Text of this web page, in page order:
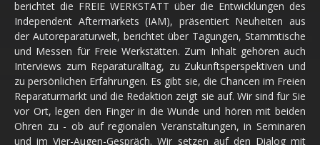
berichtet die FREIE WERKSTATT über die Entwicklungen des
Independent Aftermarkets (IAM), präsentiert Neuheiten aus
der Autoreparaturwelt, berichtet über Tagungen, Stammtische
und Messen für Freie Werkstätten. Zum Inhalt gehören auch
Interviews zum Reparaturalltag, zu Zukunftsperspektiven und
zu persönlichen Erfahrungen. Es gibt sie, die Chancen im Freien
Reparaturmarkt und die Redaktion zeigt sie auf. Wir sind für Sie
vor Ort, legen den Finger in die Wunde und hören mit beiden
Ohren zu - ob auf regionalen Veranstaltungen, in Seminaren
und im Vier-Augen-Gespräch. Wir setzen auf den Dialog mit